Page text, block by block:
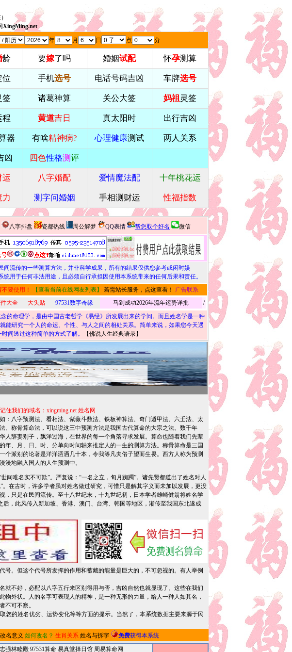
XingMing.net
年 月 日 点 分
龄 要嫁了吗 婚姻试配 怀孕测算
位 手机选号 电话号码吉凶 车牌选号
签 诸葛神算 关公大签 妈祖灵签
程 黄道吉日 真太阳时 出行吉凶
器 有啥精神病? 心理健康测试 两人关系
凶 四色性格测 评
运 八字婚配 爱情魔法配 十年桃花运
力 测字问婚姻 手相测财运 性福指数
八字排盘 瓷都热线 周公解梦 QQ表情 帮您取个好名 微信
间流传的一些测算方法，并非科学成果，所有的结果仅供您参考或闲时娱
统用于任何非法用途，且必须自行承担因使用本系统带来的任何后果和责任。
要使用！
【查看当前在线网友列表】 若需站长服务，点这查看！ 广告联系
大全 大头贴 97531数字奇缘 马到成功2026年流年运势详批
/
命理学，是由中国古老哲学《易经》所发展出来的学问。而且姓名学是一种
能研究一个人的命运、个性、与人之间的相处关系。简单来说，如果您今天遇
间透过这种简单的方式了解。
【佛说人生经典语录】
住我们的域名：xingming.net 姓名网
八字预测法、看相法、紫薇斗数法、铁板神算法、奇门遁甲法、六壬法、太
称骨算命法，可以说这三中预测方法是我国古代算命的大宗之法。数千年
辞妻别子，飘洋过海，在世界的每一个角落寻求发展。算命也随着我们先辈
、月、日、时、分单向时间轴来推定人的一生的测算方法。称骨算命是三国
派别的论著是洋洋洒洒几十本，令我等凡夫俗子望而生畏。西方人称为预测
地融入国人的人生预测中。
唯名实不可欺”。严复说：“一名之立，旬月踟躅”。诸先贤都道出了姓名对人
在古时，许多学者虽对姓名做过研究，可惜只是解其字义而未加以发展，更没
只是在民间流传。至十八世纪末，十九世纪初，日本学者雄崎健翁将姓名学
，此风传入新加坡、香港、澳门、台湾、韩国等地区，渐传至我国东北遂成
。但这个代号所发挥的作用和蓄藏的能量是巨大的，不可忽视的。有人举例
不好，必配以八字五行来区别得用与否，吉凶自然也就显现了。这些在我们
外状。人的名字可表现人的精神，是一种无形的力量，给人一种人如其名，
不可不察。
您的姓名优劣、运势变化等等方面的提示。当然了，本系统数据主要来源于民
改名意义 如何改名？ 生肖关系 姓名与拆字 免费获得本系统
强林睦殿 97531算命 易真堂择日馆 周易算命网